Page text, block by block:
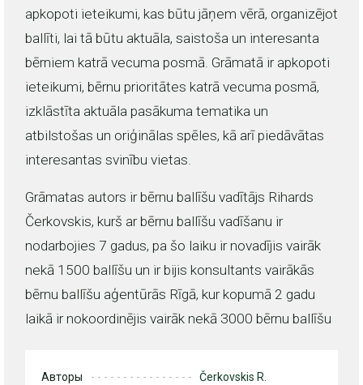
apkopoti ieteikumi, kas būtu jāņem vērā, organizējot
ballīti, lai tā būtu aktuāla, saistoša un interesanta
bērniem katrā vecuma posmā. Grāmatā ir apkopoti
ieteikumi, bērnu prioritātes katrā vecuma posmā,
izklāstīta aktuāla pasākuma tematika un
atbilstošas un oriģinālas spēles, kā arī piedāvātas
interesantas svinību vietas.
Grāmatas autors ir bērnu ballīšu vadītājs Rihards
Čerkovskis, kurš ar bērnu ballīšu vadīšanu ir
nodarbojies 7 gadus, pa šo laiku ir novadījis vairāk
nekā 1500 ballīšu un ir bijis konsultants vairākās
bērnu ballīšu aģentūrās Rīgā, kur kopumā 2 gadu
laikā ir nokoordinējis vairāk nekā 3000 bērnu ballīšu
Авторы
Čerkovskis R.